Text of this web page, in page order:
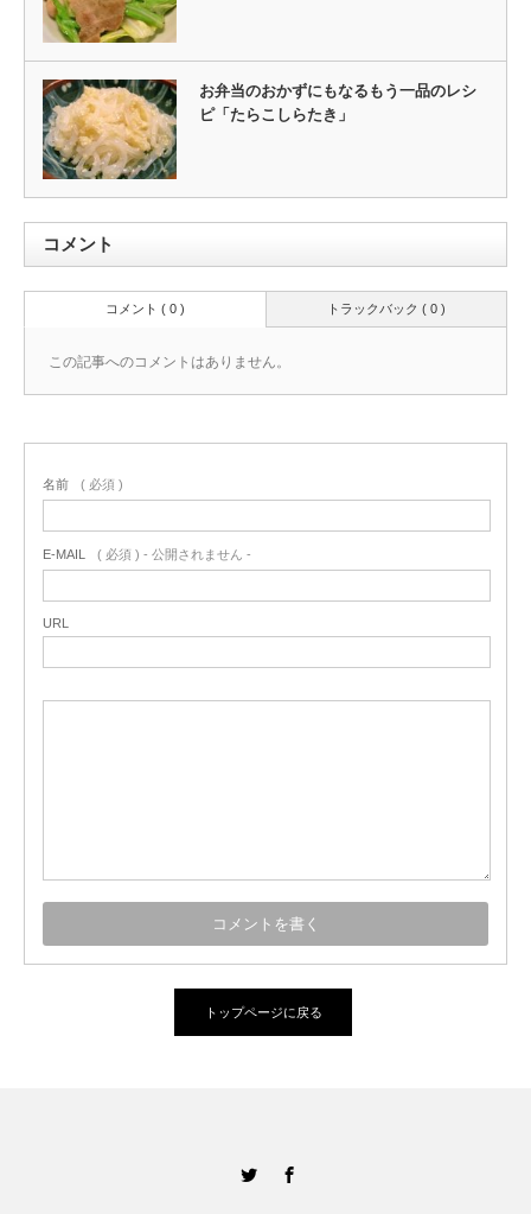
お弁当のおかずにもなるもう一品のレシ
ピ「たらこしらたき」
コメント
トラックバック ( 0 )
コメント ( 0 )
この記事へのコメントはありません。
名前 ( 必須 )
E-MAIL ( 必須 ) - 公開されません -
URL
トップページに戻る